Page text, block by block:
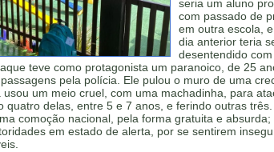
seria um aluno
com passado de
em outra escola,
dia anterior teria
desentendido
teve como protagonista um paranoico, de 25
pela polícia. Ele pulou o muro de uma
usou um meio cruel, com uma machadinha, para
quatro delas, entre 5 e 7 anos, e ferindo outras
comoção nacional, pela forma gratuita e absurda;
em estado de alerta, por se sentirem